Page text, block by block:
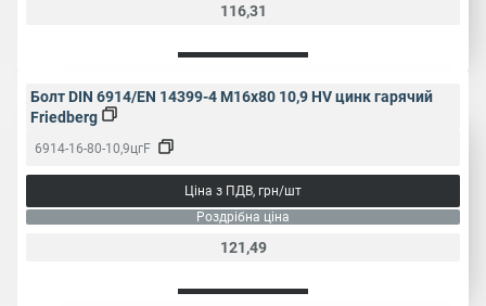
116,31
Болт DIN 6914/EN 14399-4 M16x80 10,9 HV цинк гарячий
Friedberg
6914-16-80-10,9цгF
Ціна з ПДВ, грн/шт
Роздрібна ціна
121,49